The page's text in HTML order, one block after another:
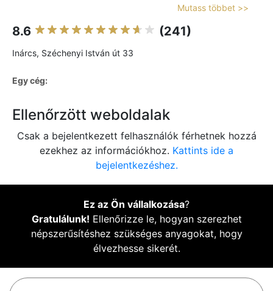
Mutass többet >>
8.6 (241)
Inárcs, Széchenyi István út 33
Egy cég:
Ellenőrzött weboldalak
Csak a bejelentkezett felhasználók férhetnek hozzá
ezekhez az információkhoz. Kattints ide a
bejelentkezéshez.
Ez az Ön vállalkozása?
Gratulálunk! Ellenőrizze le, hogyan szerezhet
népszerűsítéshez szükséges anyagokat, hogy
élvezhesse sikerét.